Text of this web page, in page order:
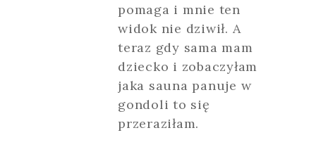
pomaga i mnie ten
widok nie dziwił. A
teraz gdy sama mam
dziecko i zobaczyłam
jaka sauna panuje w
gondoli to się
przeraziłam.